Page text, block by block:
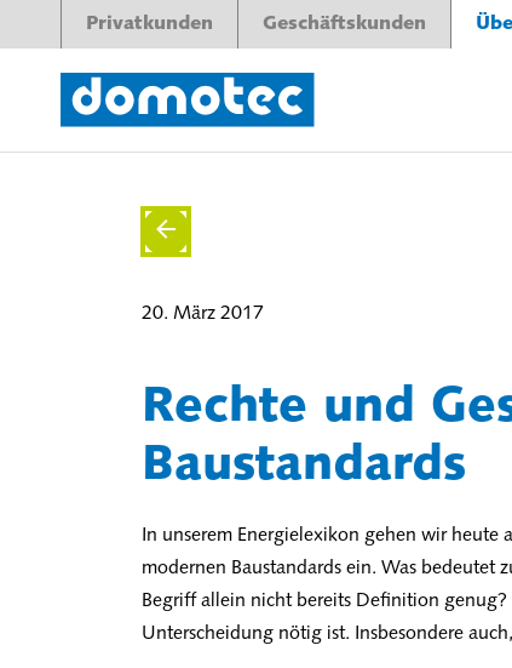
Privatkunden Geschäftskunden
20. März 2017
Rechte und
Baustandards
In unserem Energielexikon gehen wir heute
modernen Baustandards ein. Was bedeutet
Begriff allein nicht bereits Definition
Unterscheidung nötig ist. Insbesondere